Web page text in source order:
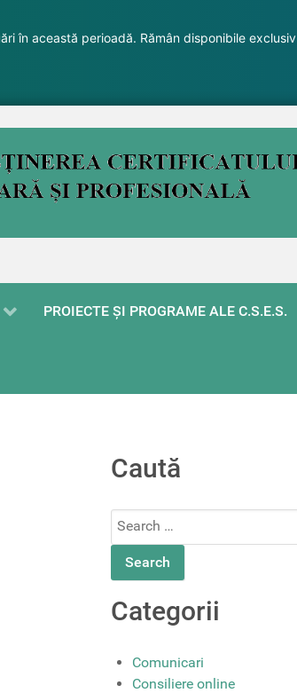
în această perioadă. Rămân disponibile exclusiv
PROIECTE ŞI PROGRAME ALE C.S.E.S.
Caută
Search
Categorii
Comunicari
Consiliere online